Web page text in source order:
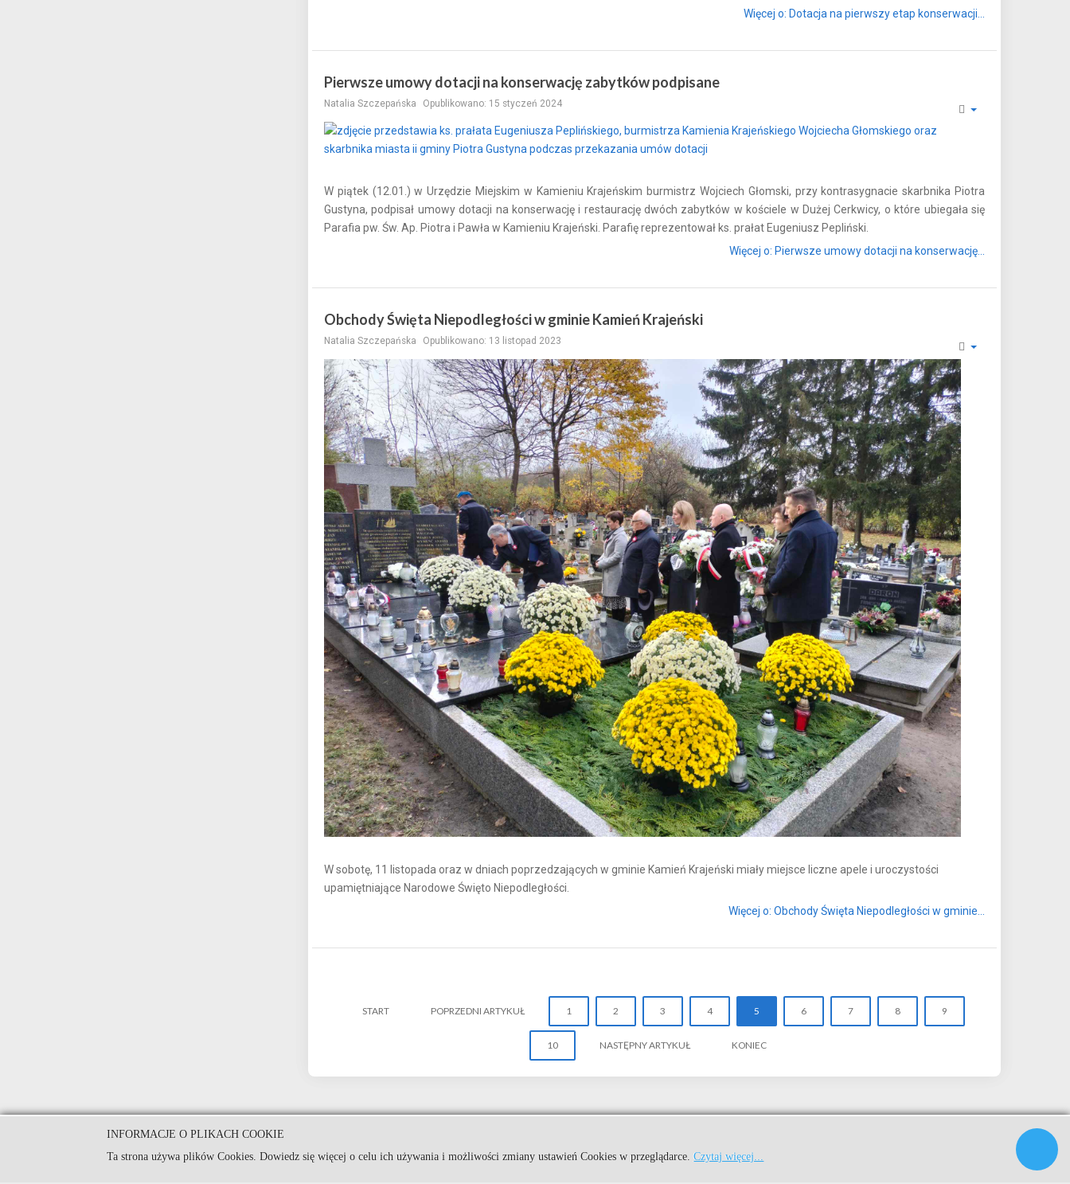
Więcej o: Dotacja na pierwszy etap konserwacji...
Pierwsze umowy dotacji na konserwację zabytków podpisane
Natalia Szczepańska Opublikowano: 15 styczeń 2024
W piątek (12.01.) w Urzędzie Miejskim w Kamieniu Krajeńskim burmistrz Wojciech Głomski, przy kontrasygnacie skarbnika Piotra
Gustyna, podpisał umowy dotacji na konserwację i restaurację dwóch zabytków w kościele w Dużej Cerkwicy, o które ubiegała się
Parafia pw. Św. Ap. Piotra i Pawła w Kamieniu Krajeński. Parafię reprezentował ks. prałat Eugeniusz Pepliński.
Więcej o: Pierwsze umowy dotacji na konserwację...
Obchody Święta Niepodległości w gminie Kamień Krajeński
Natalia Szczepańska Opublikowano: 13 listopad 2023
W sobotę, 11 listopada oraz w dniach poprzedzających w gminie Kamień Krajeński miały miejsce liczne apele i uroczystości
upamiętniające Narodowe Święto Niepodległości.
Więcej o: Obchody Święta Niepodległości w gminie...
START POPRZEDNI ARTYKUŁ 1 2 3 4 5 6 7 8 9
10 NASTĘPNY ARTYKUŁ KONIEC
INFORMACJE O PLIKACH COOKIE
Ta strona używa plików Cookies. Dowiedz się więcej o celu ich używania i możliwości zmiany ustawień Cookies w przeglądarce.Czytaj więcej...